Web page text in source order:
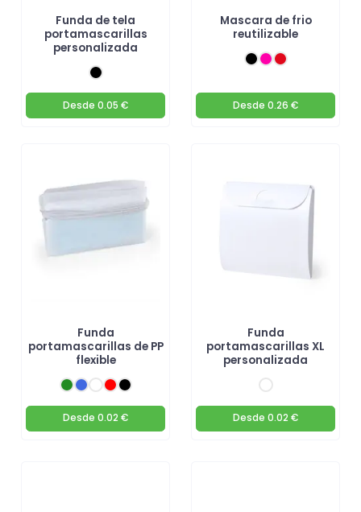
Funda de tela
portamascarillas
personalizada
Desde 0.05 €
Mascara de frio
reutilizable
Desde 0.26 €
Funda
portamascarillas de PP
flexible
Desde 0.02 €
Funda
portamascarillas XL
personalizada
Desde 0.02 €